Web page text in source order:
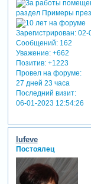
Зарегистрирован: 02-
Сообщений:162
Уважение: +662
Позитив: +1223
Провел на форуме:
27 дней 23 часа
Последний визит:
06-01-2023 12:54:26
lufeve
Постоялец